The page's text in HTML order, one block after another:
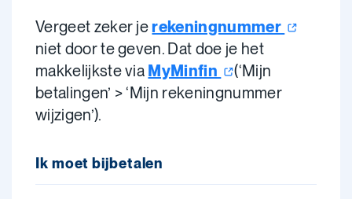
Vergeet zeker jerekeningnummer
niet door te geven. Dat doe je het
makkelijkste via MyMinfin
(‘Mijn
betalingen’ > ‘Mijn rekeningnummer
wijzigen’).
Ik moet bijbetalen